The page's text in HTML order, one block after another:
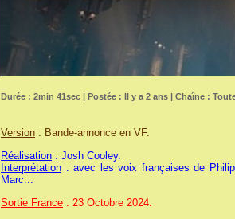
Durée : 2min 41sec | Postée : Il y a 2 ans | Chaîne :
Version : Bande-annonce en VF.
Réalisation : Josh Cooley.
Interprétation : avec les voix françaises de
Marc...
Sortie France : 23 Octobre 2024.